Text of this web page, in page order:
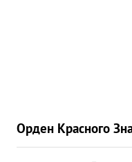
Орден Красного